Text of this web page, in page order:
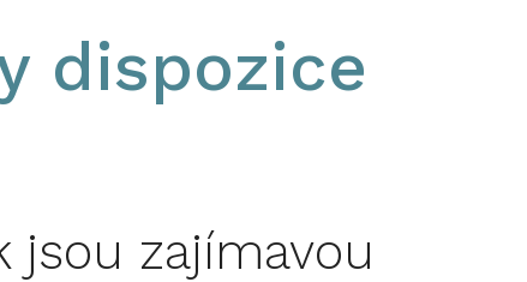
dispozice
jsou zajímavou